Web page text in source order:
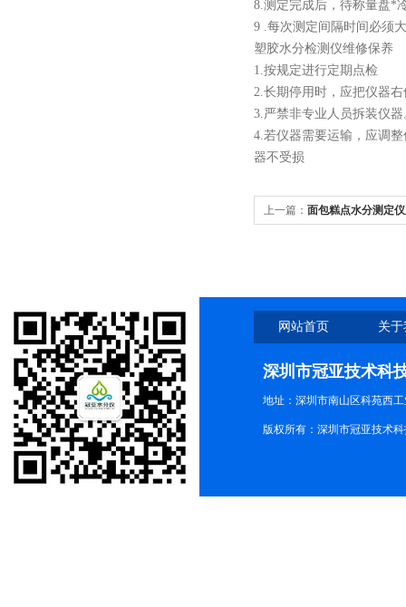
8.测定完成后，待称量
9 .每次测定间隔时间必须
塑胶水分检测仪维修保养
1.按规定进行定期点检
2.长期停用时，应把仪器
3.严禁非专业人员拆装
4.若仪器需要运输，应调
器不受损
上一篇： 面包糕点水分测定
网站首页 关
深圳市冠亚技术科
地址：深圳市南山区科苑西
版权所有：深圳市冠亚技术